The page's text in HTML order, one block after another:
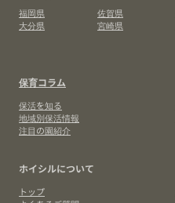
福岡県
佐賀県
大分県
宮崎県
保育コラム
保活を知る
地域別保活情報
注目の園紹介
ホイシルについて
トップ